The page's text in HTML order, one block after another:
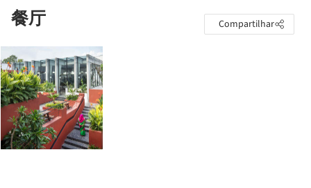
餐厅 Compartilhar